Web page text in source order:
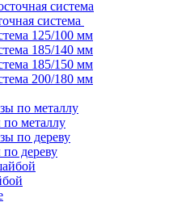
система
125/100 мм
185/140 мм
185/150 мм
200/180 мм
металлу
дереву